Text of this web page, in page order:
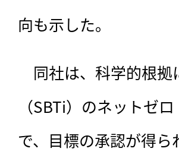
向も示した。
同社は、科学的根拠
（SBTi）のネットゼ
で、目標の承認が得